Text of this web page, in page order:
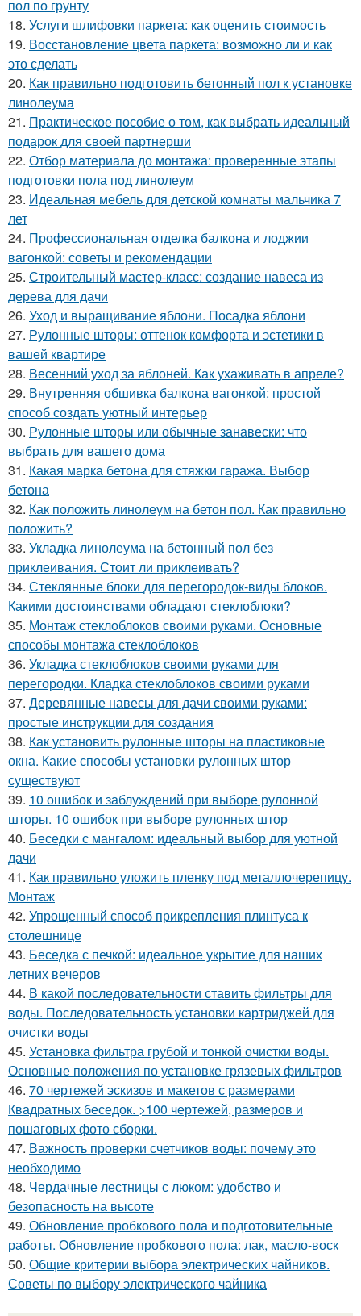
пол по грунту
18. Услуги шлифовки паркета: как оценить стоимость
19. Восстановление цвета паркета: возможно ли и как
это сделать
20. Как правильно подготовить бетонный пол к установке
линолеума
21. Практическое пособие о том, как выбрать идеальный
подарок для своей партнерши
22. Отбор материала до монтажа: проверенные этапы
подготовки пола под линолеум
23. Идеальная мебель для детской комнаты мальчика 7
лет
24. Профессиональная отделка балкона и лоджии
вагонкой: советы и рекомендации
25. Строительный мастер-класс: создание навеса из
дерева для дачи
26. Уход и выращивание яблони. Посадка яблони
27. Рулонные шторы: оттенок комфорта и эстетики в
вашей квартире
28. Весенний уход за яблоней. Как ухаживать в апреле?
29. Внутренняя обшивка балкона вагонкой: простой
способ создать уютный интерьер
30. Рулонные шторы или обычные занавески: что
выбрать для вашего дома
31. Какая марка бетона для стяжки гаража. Выбор
бетона
32. Как положить линолеум на бетон пол. Как правильно
положить?
33. Укладка линолеума на бетонный пол без
приклеивания. Стоит ли приклеивать?
34. Стеклянные блоки для перегородок-виды блоков.
Какими достоинствами обладают стеклоблоки?
35. Монтаж стеклоблоков своими руками. Основные
способы монтажа стеклоблоков
36. Укладка стеклоблоков своими руками для
перегородки. Кладка стеклоблоков своими руками
37. Деревянные навесы для дачи своими руками:
простые инструкции для создания
38. Как установить рулонные шторы на пластиковые
окна. Какие способы установки рулонных штор
существуют
39. 10 ошибок и заблуждений при выборе рулонной
шторы. 10 ошибок при выборе рулонных штор
40. Беседки с мангалом: идеальный выбор для уютной
дачи
41. Как правильно уложить пленку под металлочерепицу.
Монтаж
42. Упрощенный способ прикрепления плинтуса к
столешнице
43. Беседка с печкой: идеальное укрытие для наших
летних вечеров
44. В какой последовательности ставить фильтры для
воды. Последовательность установки картриджей для
очистки воды
45. Установка фильтра грубой и тонкой очистки воды.
Основные положения по установке грязевых фильтров
46. 70 чертежей эскизов и макетов с размерами
Квадратных беседок. >100 чертежей, размеров и
пошаговых фото сборки.
47. Важность проверки счетчиков воды: почему это
необходимо
48. Чердачные лестницы с люком: удобство и
безопасность на высоте
49. Обновление пробкового пола и подготовительные
работы. Обновление пробкового пола: лак, масло-воск
50. Общие критерии выбора электрических чайников.
Советы по выбору электрического чайника